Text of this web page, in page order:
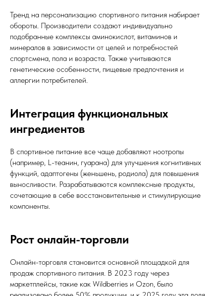
Тренд на персонализацию спортивного питания набирает
обороты. Производители создают индивидуально
подобранные комплексы аминокислот, витаминов и
минералов в зависимости от целей и потребностей
спортсмена, пола и возраста. Также учитываются
генетические особенности, пищевые предпочтения и
аллергии потребителей.
Интеграция функциональных
ингредиентов
В спортивное питание все чаще добавляют ноотропы
(например, L-теанин, гуарана) для улучшения когнитивных
функций, адаптогены (женьшень, родиола) для повышения
выносливости. Разрабатываются комплексные продукты,
сочетающие в себе восстановительные и стимулирующие
компоненты.
Рост онлайн-торговли
Онлайн-торговля становится основной площадкой для
продаж спортивного питания. В 2023 году через
маркетплейсы, такие как Wildberries и Ozon, было